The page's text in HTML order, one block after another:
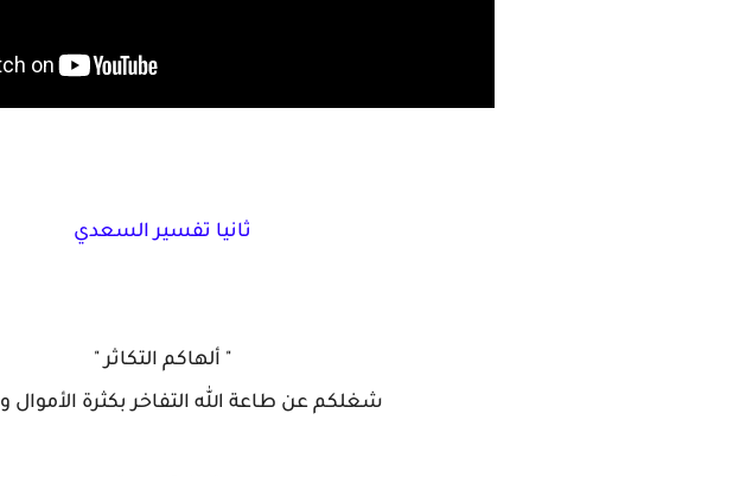
ثانيا تفسير السعدي
" ألهاكم التكاثر "
شغلكم عن طاعة الله التفاخر بكثرة الأموال